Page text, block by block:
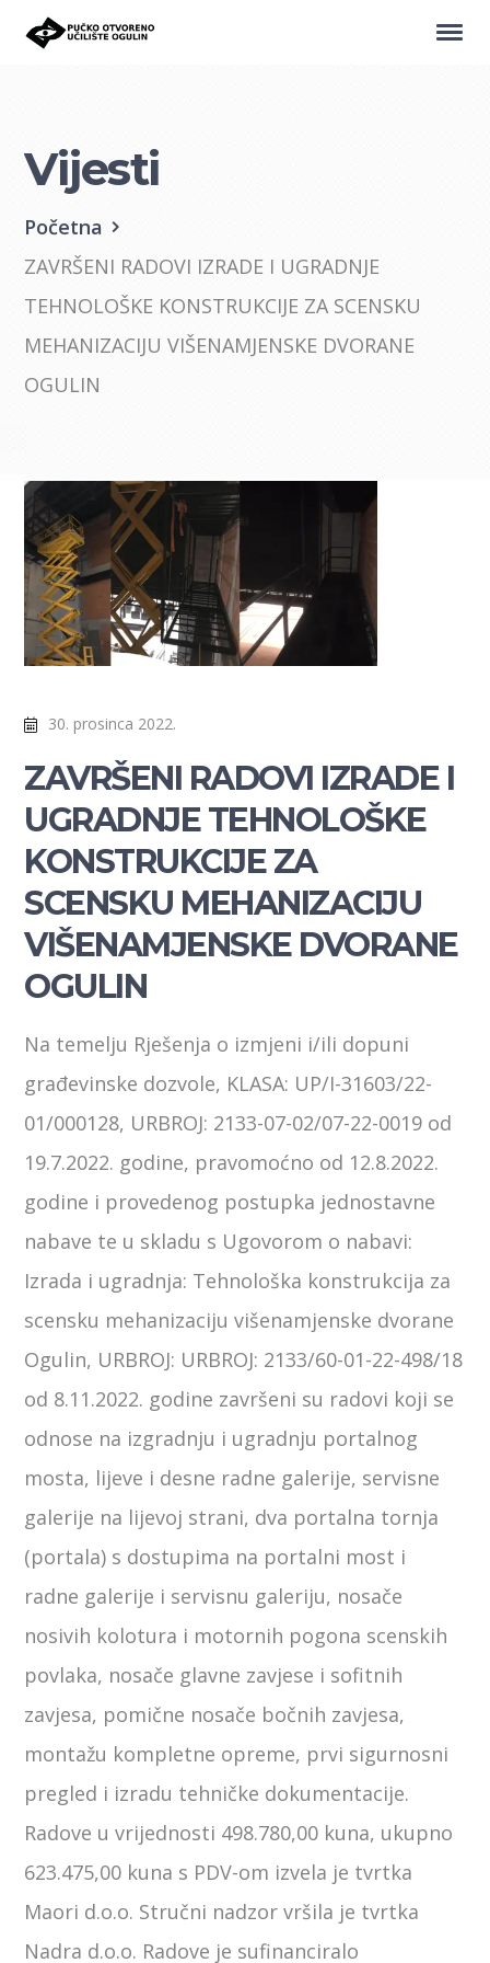
Vijesti
Početna
ZAVRŠENI RADOVI IZRADE I UGRADNJE
TEHNOLOŠKE KONSTRUKCIJE ZA SCENSKU
MEHANIZACIJU VIŠENAMJENSKE DVORANE
OGULIN
30. prosinca 2022.
ZAVRŠENI RADOVI IZRADE I
UGRADNJE TEHNOLOŠKE
KONSTRUKCIJE ZA
SCENSKU MEHANIZACIJU
VIŠENAMJENSKE DVORANE
OGULIN
Na temelju Rješenja o izmjeni i/ili dopuni
građevinske dozvole, KLASA: UP/I-31603/22-
01/000128, URBROJ: 2133-07-02/07-22-0019 od
19.7.2022. godine, pravomoćno od 12.8.2022.
godine i provedenog postupka jednostavne
nabave te u skladu s Ugovorom o nabavi:
Izrada i ugradnja: Tehnološka konstrukcija za
scensku mehanizaciju višenamjenske dvorane
Ogulin, URBROJ: URBROJ: 2133/60-01-22-498/18
od 8.11.2022. godine završeni su radovi koji se
odnose na izgradnju i ugradnju portalnog
mosta, lijeve i desne radne galerije, servisne
galerije na lijevoj strani, dva portalna tornja
(portala) s dostupima na portalni most i
radne galerije i servisnu galeriju, nosače
nosivih kolotura i motornih pogona scenskih
povlaka, nosače glavne zavjese i sofitnih
zavjesa, pomične nosače bočnih zavjesa,
montažu kompletne opreme, prvi sigurnosni
pregled i izradu tehničke dokumentacije.
Radove u vrijednosti 498.780,00 kuna, ukupno
623.475,00 kuna s PDV-om izvela je tvrtka
Maori d.o.o. Stručni nadzor vršila je tvrtka
Nadra d.o.o. Radove je sufinanciralo